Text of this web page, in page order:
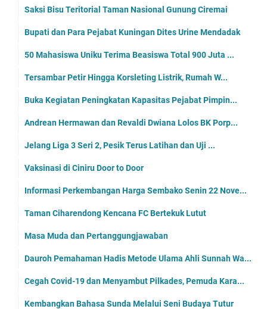
Saksi Bisu Teritorial Taman Nasional Gunung Ciremai
Bupati dan Para Pejabat Kuningan Dites Urine Mendadak
50 Mahasiswa Uniku Terima Beasiswa Total 900 Juta ...
Tersambar Petir Hingga Korsleting Listrik, Rumah W...
Buka Kegiatan Peningkatan Kapasitas Pejabat Pimpin...
Andrean Hermawan dan Revaldi Dwiana Lolos BK Porp...
Jelang Liga 3 Seri 2, Pesik Terus Latihan dan Uji ...
Vaksinasi di Ciniru Door to Door
Informasi Perkembangan Harga Sembako Senin 22 Nove...
Taman Ciharendong Kencana FC Bertekuk Lutut
Masa Muda dan Pertanggungjawaban
Dauroh Pemahaman Hadis Metode Ulama Ahli Sunnah Wa...
Cegah Covid-19 dan Menyambut Pilkades, Pemuda Kara...
Kembangkan Bahasa Sunda Melalui Seni Budaya Tutur